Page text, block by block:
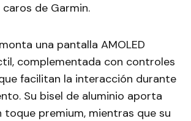
de Garmin.
una pantalla AMOLED
complementada con controles
facilitan la interacción durante
Su bisel de aluminio aporta
toque premium, mientras que su